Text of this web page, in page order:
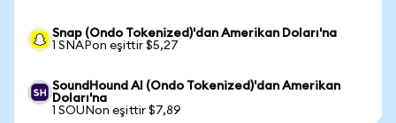
Snap (Ondo Tokenized)'dan Amerikan Doları'na
1 SNAPon eşittir $5,27
SoundHound AI (Ondo Tokenized)'dan Amerikan
Doları'na
1 SOUNon eşittir $7,89